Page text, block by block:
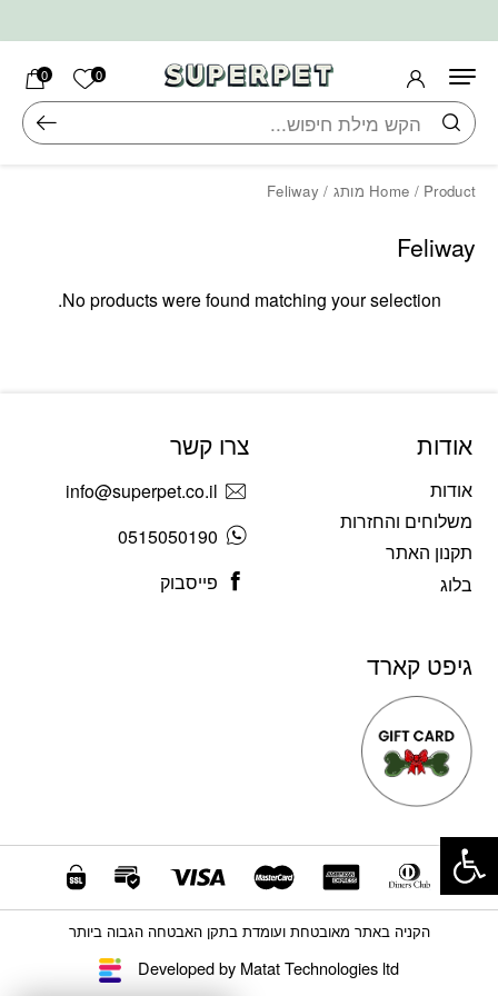
0 הרשימה
0
חיפוש
Home / Product מותג / Feliway
Feliway
No products were found matching your selection.
אודות
אודות
משלוחים והחזרות
תקנון האתר
בלוג
צרו קשר
info@superpet.co.il
0515050190
פייסבוק
גיפט קארד
Developed by Matat Technologies ltd
הקניה באתר מאובטחת ועומדת בתקן האבטחה הגבוה ביותר
פתח סרגל נגישות